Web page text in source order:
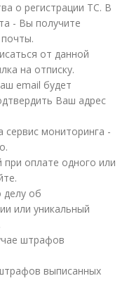
о регистрации ТС. В
- Вы получите
от данной
на отписку.
email будет
Ваш адрес
сервис мониторинга -
при оплате одного или
делу об
или уникальный
штрафов
выписанных